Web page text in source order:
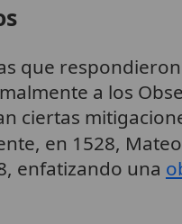
que
a los
ciertas
en 1528,
enfatizando una